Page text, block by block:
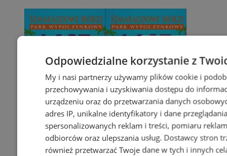
Odpowiedzialne korzystanie z
My i nasi partnerzy używamy plików cookie i
przechowywania i uzyskiwania dostępu do
urządzeniu oraz do przetwarzania danych
adres IP, unikalne identyfikatory i dane
spersonalizowanych reklam i treści, pomiaru
odbiorców oraz ulepszania usług. Dostawcy stron
również przetwarzać Twoje dane w tych i innych